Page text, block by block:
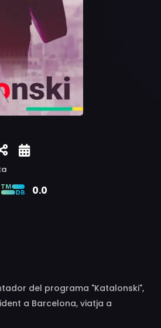
0.0
del programa "Katalonski",
a Barcelona, viatja a
per trobar-se amb gent que no